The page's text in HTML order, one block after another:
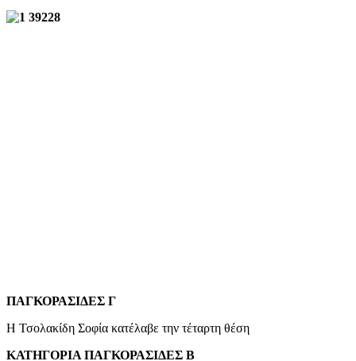
ΠΑΓΚΟΡΑΣΙΔΕΣ Γ
Η Τσολακίδη Σοφία κατέλαβε την τέταρτη θέση
ΚΑΤΗΓΟΡΙΑ ΠΑΓΚΟΡΑΣΙΔΕΣ Β